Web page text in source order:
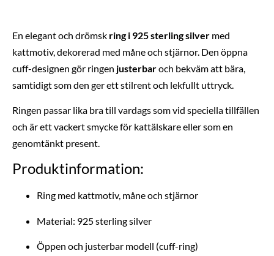
En elegant och drömsk ring i 925 sterling silver med
kattmotiv, dekorerad med måne och stjärnor. Den öppna
cuff-designen gör ringen justerbaroch bekväm att bära,
samtidigt som den ger ett stilrent och lekfullt uttryck.
Ringen passar lika bra till vardags som vid speciella tillfällen
och är ett vackert smycke för kattälskare eller som en
genomtänkt present.
Produktinformation:
Ring med kattmotiv, måne och stjärnor
Material: 925 sterling silver
Öppen och justerbar modell (cuff-ring)